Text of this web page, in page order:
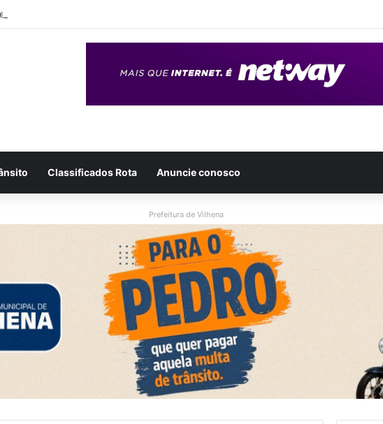
é preso após ser flagrado repassando porção de maconha a garoto de 14 anos em
Classificados Rota Anuncie conosco
Prefeitura de Vilhena